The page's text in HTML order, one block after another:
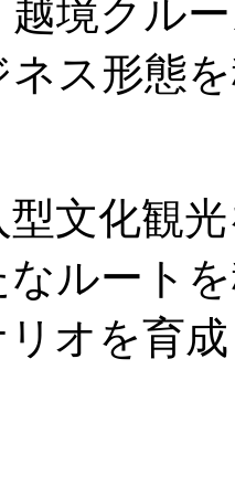
越境クル
ス形態
文化観
ルート
オを育